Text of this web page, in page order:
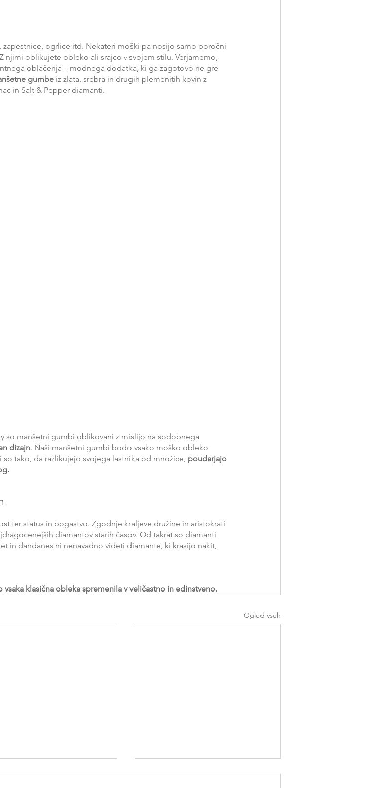
zapestnice, ogrlice itd. Nekateri moški pa nosijo samo poročni
njimi oblikujete obleko ali srajco v svojem stilu. Verjamemo,
oblačenja – modnega dodatka, ki ga zagotovo ne gre
gumbe iz zlata, srebra in drugih plemenitih kovin z
in Salt & Pepper diamanti.
so manšetni gumbi oblikovani z mislijo na sodobnega
dizajn. Naši manšetni gumbi bodo vsako moško obleko
tako, da razlikujejo svojega lastnika od množice, poudarjajo
ter status in bogastvo. Zgodnje kraljeve družine in aristokrati
diamantov starih časov. Od takrat so diamanti
in dandanes ni nenavadno videti diamante, ki krasijo nakit,
klasična obleka spremenila v veličastno in edinstveno.
Ogled vseh